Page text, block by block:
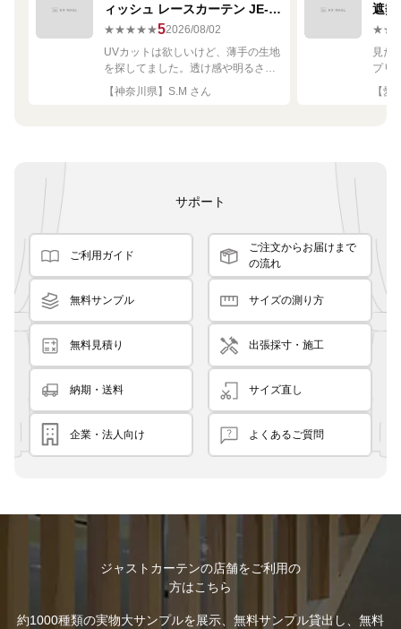
ィッシュ レースカーテン JE-
67249R シルバー
★★★★★52026/08/02
UVカットは欲しいけど、薄手の生地
を探してました。透け感や明るさも
ちょうど良く思った通りで満足で
す。
【神奈川県】S.M さん
遮熱
ー
見た
プリ
れい
【愛
サポート
ご利用ガイド
ご注文からお届けまで
の流れ
無料サンプル サイズの測り方
無料見積り 出張採寸・施工
納期・送料 サイズ直し
企業・法人向け よくあるご質問
ジャストカーテンの店舗をご利用の
方はこちら
約1000種類の実物大サンプルを展示、無料サンプル貸出し、無料